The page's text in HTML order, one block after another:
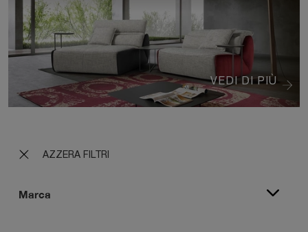
AZZERA FILTRI
Marca
VEDI DI PIÙ